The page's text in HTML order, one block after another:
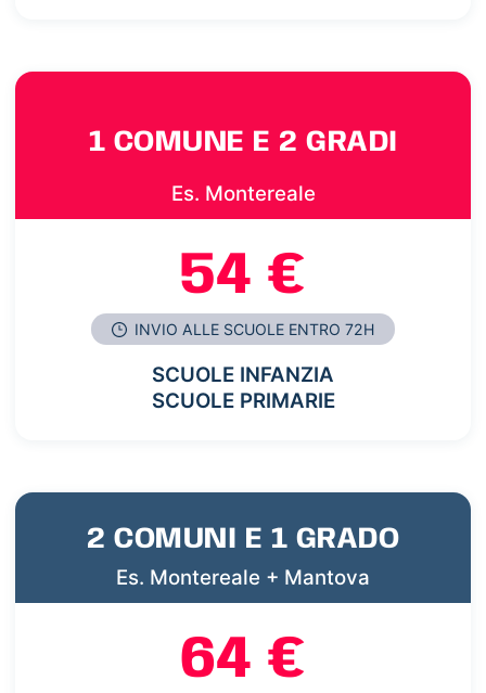
1 COMUNE E 2 GRADI
Es. Montereale
54 €
INVIO ALLE SCUOLE ENTRO 72H
SCUOLE INFANZIA
SCUOLE PRIMARIE
2 COMUNI E 1 GRADO
Es. Montereale + Mantova
64 €